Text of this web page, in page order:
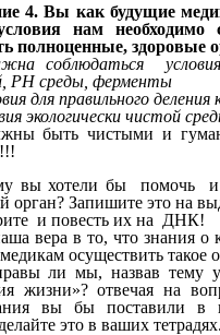
4. Вы как будущие
нам необходимо
полноценные, здоровые
соблюдаться условия
РН среды, ферменты
для правильного деления
экологически чистой
быть чистыми и
вы хотели бы помочь и
орган? Запишите это на
и повесть их
вера в то, что знания о
осуществить такое
ли мы, назвав тему
жизни»? отвечая на
вы бы поставили в
это в ваших тетрадях.